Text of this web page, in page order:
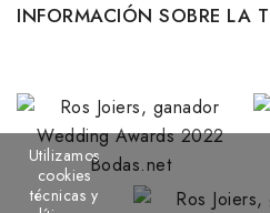
INFORMACIÓN SOBRE LA
Utilizamos
cookies
técnicas y